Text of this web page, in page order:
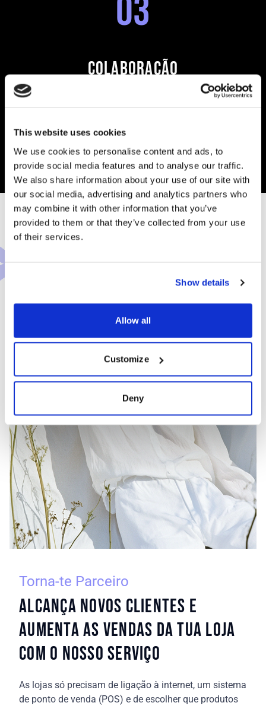
This website uses cookies
We use cookies to personalise content and ads, to
provide social media features and to analyse our traffic.
We also share information about your use of our site with
our social media, advertising and analytics partners who
may combine it with other information that you’ve
provided to them or that they’ve collected from your use
of their services.
Show details
Allow all
Customize
Deny
03
COLABORAÇÃO
O apoio ao comércio local é uma responsabilidade que
negócios.
Torna-te Parceiro
Alcança novos clientes e
aumenta as vendas da tua loja
com o nosso serviço
As lojas só precisam de ligação à internet, um sistema
de ponto de venda (POS) e de escolher que produtos